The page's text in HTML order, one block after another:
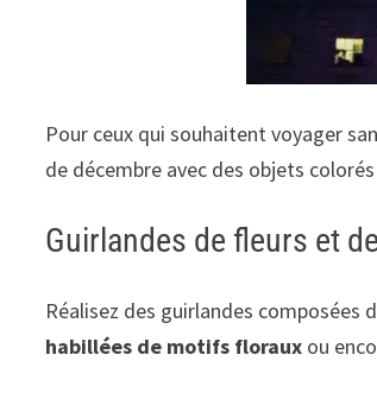
Pour ceux qui souhaitent voyager
de décembre avec des objets
Guirlandes de fleurs et
Réalisez des guirlandes composées
habillées de motifs floraux ou